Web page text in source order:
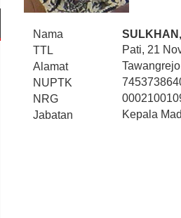
Nama
TTL
Pati, 21
Alamat
NUPTK
NRG
Jabatan
Kepala